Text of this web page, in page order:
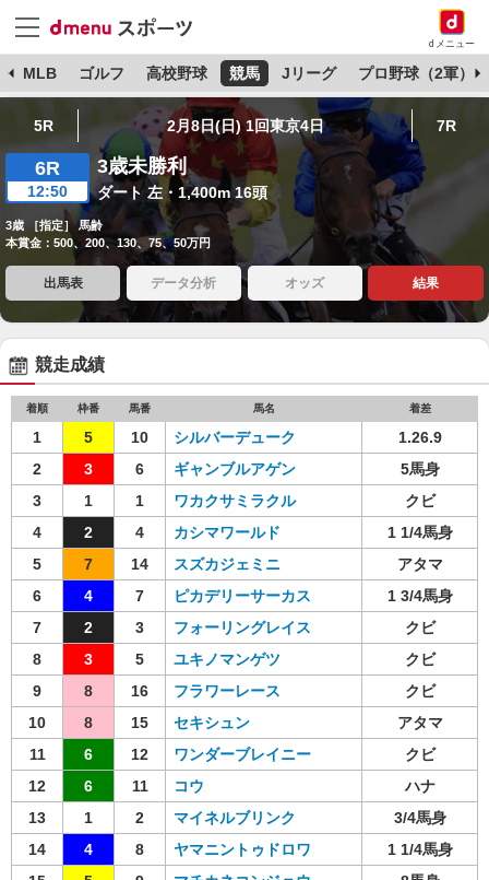
dメニュー
MLB ゴルフ 高校野球 競馬 Jリーグ プロ野球（2軍）
5R 2月8日(日) 1回東京4日 7R
6R
12:50
3歳未勝利
ダート 左・1,400m 16頭
3歳 ［指定］ 馬齢
本賞金：500、200、130、75、50万円
出馬表 データ分析 オッズ 結果
競走成績
着順 枠番 馬番 馬名 着差
1 5 10 シルバーデューク
1.26.9
2
3 6 ギャンブルアゲン
5馬身
3
1 1 ワカクサミラクル
クビ
4
2 4 カシマワールド
1 1/4馬身
5
7 14 スズカジェミニ
アタマ
6
4 7 ピカデリーサーカス
1 3/4馬身
7
2 3 フォーリングレイス
クビ
8
3 5 ユキノマンゲツ
クビ
9
8 16 フラワーレース
クビ
10
8 15 セキシュン
アタマ
11
6 12 ワンダーブレイニー
クビ
12
6 11 コウ
ハナ
13
1 2 マイネルブリンク
3/4馬身
14
4 8 ヤマニントゥドロワ
1 1/4馬身